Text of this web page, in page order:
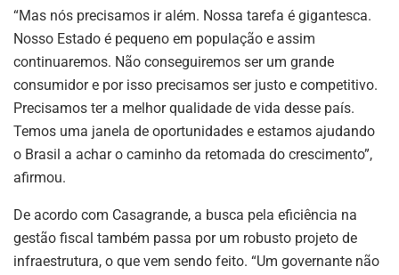
“Mas nós precisamos ir além. Nossa tarefa é gigantesca.
Nosso Estado é pequeno em população e assim
continuaremos. Não conseguiremos ser um grande
consumidor e por isso precisamos ser justo e competitivo.
Precisamos ter a melhor qualidade de vida desse país.
Temos uma janela de oportunidades e estamos ajudando
o Brasil a achar o caminho da retomada do crescimento”,
afirmou.
De acordo com Casagrande, a busca pela eficiência na
gestão fiscal também passa por um robusto projeto de
infraestrutura, o que vem sendo feito. “Um governante não